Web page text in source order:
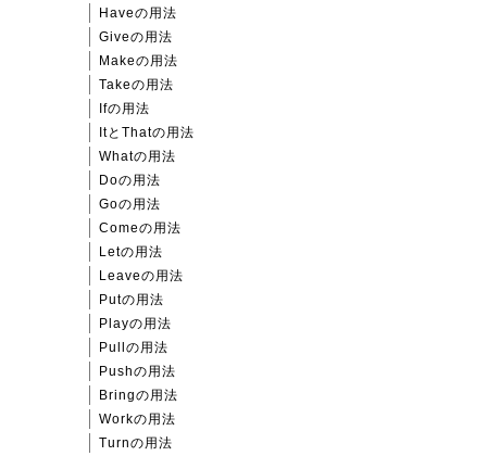
Haveの用法
Giveの用法
Makeの用法
Takeの用法
Ifの用法
ItとThatの用法
Whatの用法
Doの用法
Goの用法
Comeの用法
Letの用法
Leaveの用法
Putの用法
Playの用法
Pullの用法
Pushの用法
Bringの用法
Workの用法
Turnの用法